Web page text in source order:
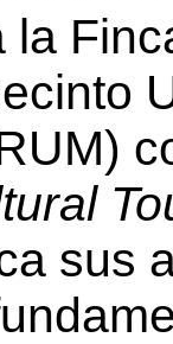
la
sus